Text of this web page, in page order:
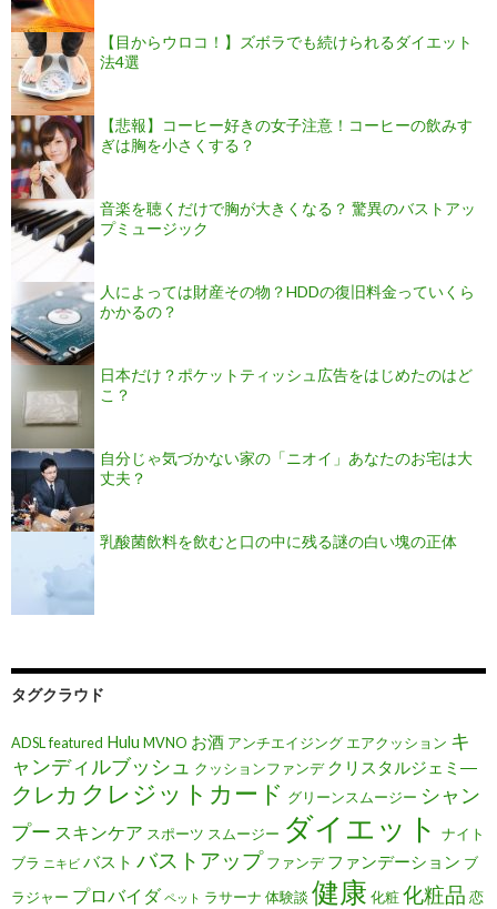
【目からウロコ！】ズボラでも続けられるダイエット
法4選
【悲報】コーヒー好きの女子注意！コーヒーの飲みす
ぎは胸を小さくする？
音楽を聴くだけで胸が大きくなる？ 驚異のバストアッ
プミュージック
人によっては財産その物？HDDの復旧料金っていくら
かかるの？
日本だけ？ポケットティッシュ広告をはじめたのはど
こ？
自分じゃ気づかない家の「ニオイ」あなたのお宅は大
丈夫？
乳酸菌飲料を飲むと口の中に残る謎の白い塊の正体
タグクラウド
ADSLfeatured Hulu MVNO お酒 アンチエイジング エアクッション キ
ャンディルブッシュ クッションファンデ クリスタルジェミ―
クレカ クレジットカード グリーンスムージー シャン
プー スキンケア スポーツ スムージー ダイエット
ナイト
ブラ ニキビ バスト バストアップ ファンデ ファンデーション ブ
ラジャー プロバイダ ペット ラサーナ 体験談 健康 化粧化粧品 恋